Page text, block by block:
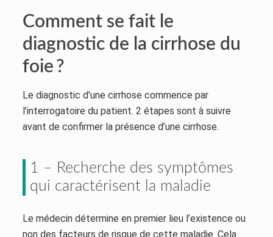
Comment se fait le
diagnostic de la cirrhose du
foie ?
Le diagnostic d’une cirrhose commence par
l’interrogatoire du patient. 2 étapes sont à suivre
avant de confirmer la présence d’une cirrhose.
1 – Recherche des symptômes
qui caractérisent la maladie
Le médecin détermine en premier lieu l’existence ou
non des facteurs de risque de cette maladie. Cela